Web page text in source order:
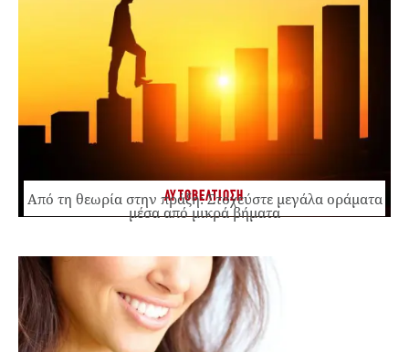
ΑΥΤΟΒΕΛΤΙΩΣΗ
Από τη θεωρία στην πράξη: Στοχεύστε μεγάλα οράματα
μέσα από μικρά βήματα